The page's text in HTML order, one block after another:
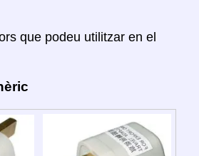
que podeu utilitzar en el